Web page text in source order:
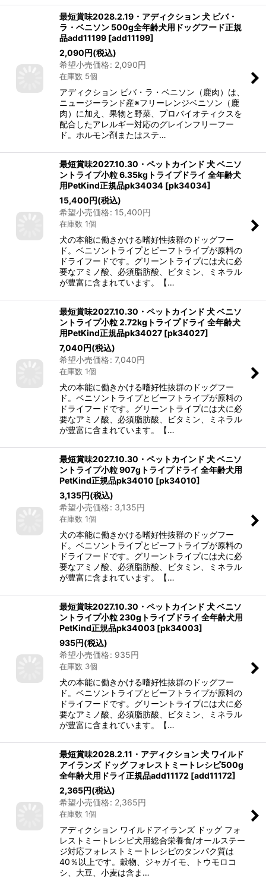
最短賞味2028.2.19・アディクション 犬 ビバ・
ラ・ベニソン 500g全年齢犬用ドッグフード正規
品add11199 [add11199]
2,090円(税込)
希望小売価格: 2,090円
在庫数 5個
アディクション ビバ・ラ・ベニソン（鹿肉）は、
ニュージーランド産※フリーレンジベニソン（鹿
肉）に加え、果物と野菜、プロバイオティクスを
配合したアレルギー対応のグレインフリーフー
ド。ホルモン剤またはステ…
最短賞味2027.10.30・ペットカインド 犬 ベニソ
ントライプ小粒 6.35kgトライプドライ 全年齢犬
用PetKind正規品pk34034 [pk34034]
15,400円(税込)
希望小売価格: 15,400円
在庫数 1個
犬の本能に働きかける嗜好性抜群のドッグフー
ド。ベニソントライプとビーフトライプが原料の
ドライフードです。グリーントライプには犬に必
要なアミノ酸、必須脂肪酸、ビタミン、ミネラル
が豊富に含まれています。【…
最短賞味2027.10.30・ペットカインド 犬 ベニソ
ントライプ小粒 2.72kgトライプドライ 全年齢犬
用PetKind正規品pk34027 [pk34027]
7,040円(税込)
希望小売価格: 7,040円
在庫数 1個
犬の本能に働きかける嗜好性抜群のドッグフー
ド。ベニソントライプとビーフトライプが原料の
ドライフードです。グリーントライプには犬に必
要なアミノ酸、必須脂肪酸、ビタミン、ミネラル
が豊富に含まれています。【…
最短賞味2027.10.30・ペットカインド 犬 ベニソ
ントライプ小粒 907gトライプドライ 全年齢犬用
PetKind正規品pk34010 [pk34010]
3,135円(税込)
希望小売価格: 3,135円
在庫数 1個
犬の本能に働きかける嗜好性抜群のドッグフー
ド。ベニソントライプとビーフトライプが原料の
ドライフードです。グリーントライプには犬に必
要なアミノ酸、必須脂肪酸、ビタミン、ミネラル
が豊富に含まれています。【…
最短賞味2027.10.30・ペットカインド 犬 ベニソ
ントライプ小粒 230gトライプドライ 全年齢犬用
PetKind正規品pk34003 [pk34003]
935円(税込)
希望小売価格: 935円
在庫数 3個
犬の本能に働きかける嗜好性抜群のドッグフー
ド。ベニソントライプとビーフトライプが原料の
ドライフードです。グリーントライプには犬に必
要なアミノ酸、必須脂肪酸、ビタミン、ミネラル
が豊富に含まれています。【…
最短賞味2028.2.11・アディクション 犬 ワイルド
アイランズ ドッグ フォレストミートレシピ500g
全年齢犬用ドライ正規品add11172 [add11172]
2,365円(税込)
希望小売価格: 2,365円
在庫数 1個
アディクション ワイルドアイランズ ドッグ フォ
レストミートレシピ犬用総合栄養食/オールステー
ジ対応フォレストミートレシピのタンパク質は
40％以上です。穀物、ジャガイモ、トウモロコ
シ、大豆、小麦は含ま…